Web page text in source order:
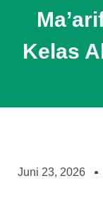
Kelas
Juni 23, 2026